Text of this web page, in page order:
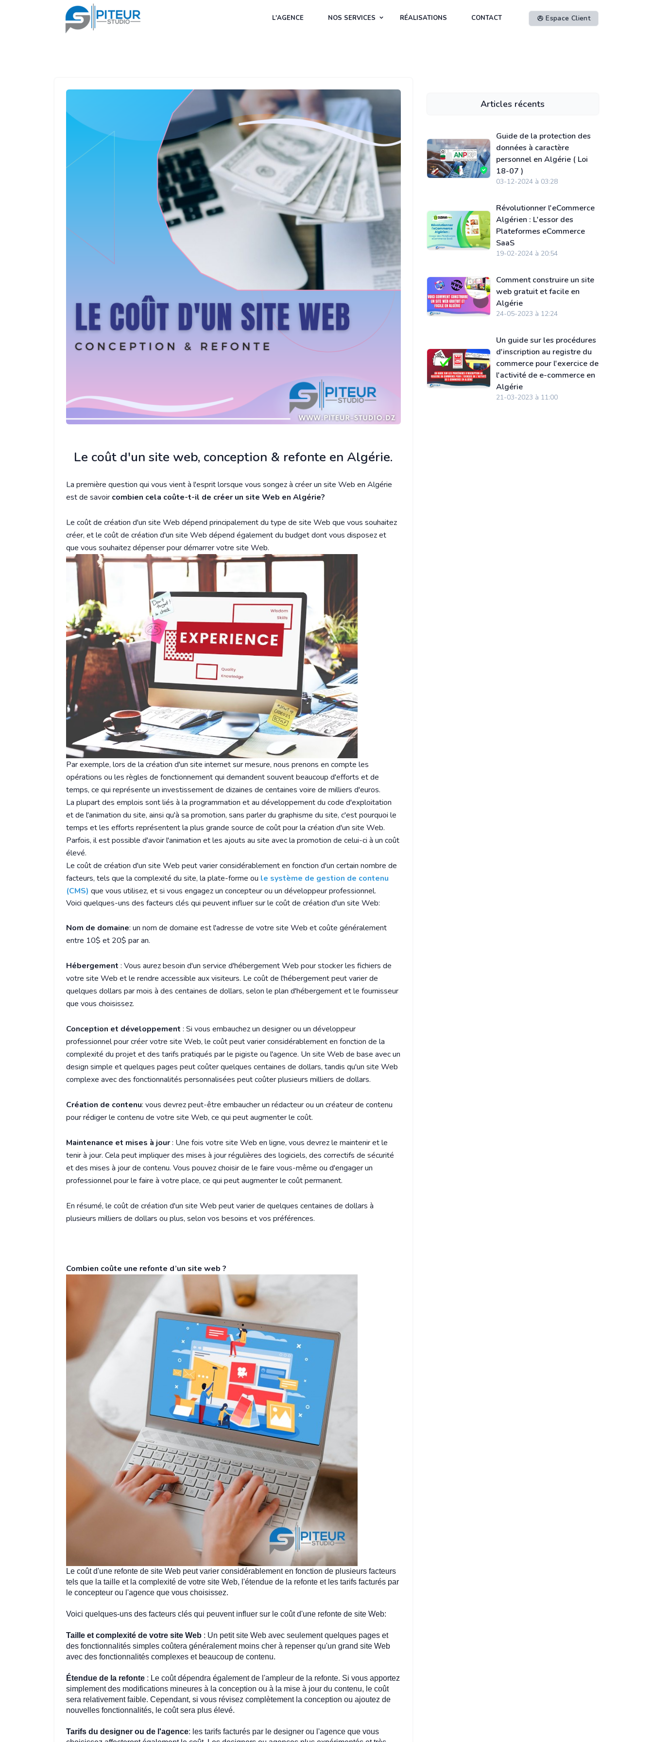
Espace Client
L'AGENCE NOS SERVICES RÉALISATIONS CONTACT
Le coût d'un site web, conception & refonte en Algérie.
La première question qui vous vient à l'esprit lorsque vous songez à créer un site Web en Algérie
est de savoir combien cela coûte-t-il de créer un site Web en Algérie?
Le coût de création d'un site Web dépend principalement du type de site Web que vous souhaitez
créer, et le coût de création d'un site Web dépend également du budget dont vous disposez et
que vous souhaitez dépenser pour démarrer votre site Web.
Par exemple, lors de la création d'un site internet sur mesure, nous prenons en compte les
opérations ou les règles de fonctionnement qui demandent souvent beaucoup d'efforts et de
temps, ce qui représente un investissement de dizaines de centaines voire de milliers d'euros.
La plupart des emplois sont liés à la programmation et au développement du code d'exploitation
et de l'animation du site, ainsi qu'à sa promotion, sans parler du graphisme du site, c'est pourquoi le
temps et les efforts représentent la plus grande source de coût pour la création d'un site Web.
Parfois, il est possible d'avoir l'animation et les ajouts au site avec la promotion de celui-ci à un coût
élevé.
Le coût de création d'un site Web peut varier considérablement en fonction d'un certain nombre de
facteurs, tels que la complexité du site, la plate-forme ou le système de gestion de contenu
(CMS) que vous utilisez, et si vous engagez un concepteur ou un développeur professionnel.
Voici quelques-uns des facteurs clés qui peuvent influer sur le coût de création d'un site Web:
Nom de domaine: un nom de domaine est l'adresse de votre site Web et coûte généralement
entre 10$ et 20$ par an.
Hébergement : Vous aurez besoin d'un service d'hébergement Web pour stocker les fichiers de
votre site Web et le rendre accessible aux visiteurs. Le coût de l'hébergement peut varier de
quelques dollars par mois à des centaines de dollars, selon le plan d'hébergement et le fournisseur
que vous choisissez.
Conception et développement : Si vous embauchez un designer ou un développeur
professionnel pour créer votre site Web, le coût peut varier considérablement en fonction de la
complexité du projet et des tarifs pratiqués par le pigiste ou l'agence. Un site Web de base avec un
design simple et quelques pages peut coûter quelques centaines de dollars, tandis qu'un site Web
complexe avec des fonctionnalités personnalisées peut coûter plusieurs milliers de dollars.
Création de contenu: vous devrez peut-être embaucher un rédacteur ou un créateur de contenu
pour rédiger le contenu de votre site Web, ce qui peut augmenter le coût.
Maintenance et mises à jour: Une fois votre site Web en ligne, vous devrez le maintenir et le
tenir à jour. Cela peut impliquer des mises à jour régulières des logiciels, des correctifs de sécurité
et des mises à jour de contenu. Vous pouvez choisir de le faire vous-même ou d'engager un
professionnel pour le faire à votre place, ce qui peut augmenter le coût permanent.
En résumé, le coût de création d'un site Web peut varier de quelques centaines de dollars à
plusieurs milliers de dollars ou plus, selon vos besoins et vos préférences.
Combien coûte une refonte d’un site web ?
Le coût d'une refonte de site Web peut varier considérablement en fonction de plusieurs facteurs
tels que la taille et la complexité de votre site Web, l'étendue de la refonte et les tarifs facturés par
le concepteur ou l'agence que vous choisissez.
Voici quelques-uns des facteurs clés qui peuvent influer sur le coût d'une refonte de site Web:
Taille et complexité de votre site Web : Un petit site Web avec seulement quelques pages et
des fonctionnalités simples coûtera généralement moins cher à repenser qu'un grand site Web
avec des fonctionnalités complexes et beaucoup de contenu.
Étendue de la refonte : Le coût dépendra également de l'ampleur de la refonte. Si vous apportez
simplement des modifications mineures à la conception ou à la mise à jour du contenu, le coût
sera relativement faible. Cependant, si vous révisez complètement la conception ou ajoutez de
nouvelles fonctionnalités, le coût sera plus élevé.
Tarifs du designer ou de l'agence: les tarifs facturés par le designer ou l'agence que vous
Articles récents
Guide de la protection des
données à caractère
personnel en Algérie ( Loi
18-07 )
03-12-2024 à 03:28
Révolutionner l'eCommerce
Algérien : L'essor des
Plateformes eCommerce
SaaS
19-02-2024 à 20:54
Comment construire un site
web gratuit et facile en
Algérie
24-05-2023 à 12:24
Un guide sur les procédures
d'inscription au registre du
commerce pour l'exercice de
l'activité de e-commerce en
Algérie
21-03-2023 à 11:00